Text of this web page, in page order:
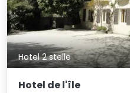
Hotel 2 stelle
Hotel de l'île